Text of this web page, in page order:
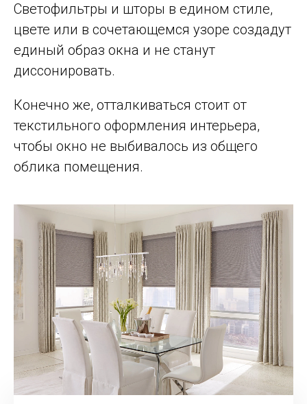
Светофильтры и шторы в едином стиле,
цвете или в сочетающемся узоре создадут
единый образ окна и не станут
диссонировать.
Конечно же, отталкиваться стоит от
текстильного оформления интерьера,
чтобы окно не выбивалось из общего
облика помещения.